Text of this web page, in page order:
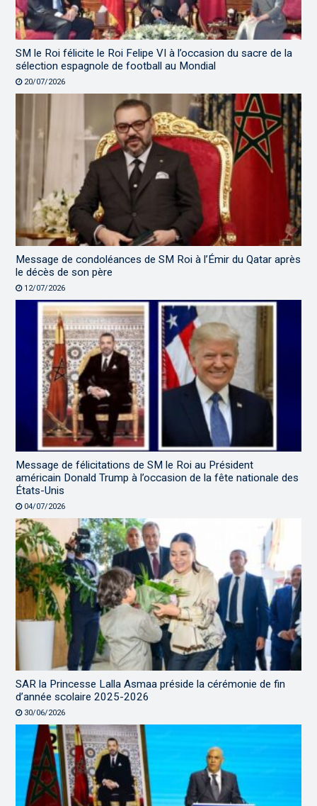
SM le Roi félicite le Roi Felipe VI à l’occasion du sacre de la
sélection espagnole de football au Mondial
20/07/2026
Message de condoléances de SM Roi à l’Émir du Qatar après
le décès de son père
12/07/2026
Message de félicitations de SM le Roi au Président
américain Donald Trump à l’occasion de la fête nationale des
États-Unis
04/07/2026
SAR la Princesse Lalla Asmaa préside la cérémonie de fin
d’année scolaire 2025-2026
30/06/2026